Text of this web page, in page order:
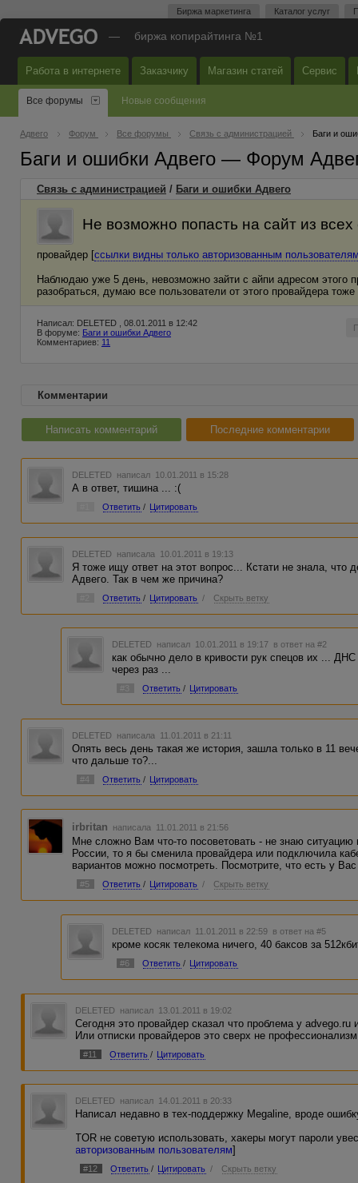
Биржа маркетинга Каталог услуг
— биржа копирайтинга №1
Работа в интернете Заказчику Магазин статей Сервис
Все форумы Новые сообщения
Адвего Форум Все форумы Связь с администрацией Баги и
Баги и ошибки Адвего — Форум
Связь с администрацией / Баги и ошибки Адвего
Не возможно попасть на сайт из
провайдер [ссылки видны только авторизованным
Наблюдаю уже 5 день, невозможно зайти с айпи адресом этого
разобраться, думаю все пользователи от этого провайдера
Написал: DELETED , 08.01.2011 в 12:42
В форуме: Баги и ошибки Адвего
Комментариев: 11
Комментарии
Написать комментарий Последние комментарии
DELETED написал 10.01.2011 в 15:28
А в ответ, тишина ... :(
Ответить / Цитировать
DELETED написала 10.01.2011 в 19:13
Я тоже ищу ответ на этот вопрос... Кстати не знала, что
Адвего. Так в чем же причина?
Ответить / Цитировать / Скрыть ветку
DELETED написал 10.01.2011 в 19:17 в ответ на #2
как обычно дело в кривости рук спецов их ...
через раз ...
Ответить / Цитировать
DELETED написала 11.01.2011 в 21:11
Опять весь день такая же история, зашла только в 11
что дальше то?...
#4 Ответить / Цитировать
irbritan написала 11.01.2011 в 21:56
Мне сложно Вам что-то посоветовать - не знаю
России, то я бы сменила провайдера или подключила
вариантов можно посмотреть. Посмотрите, что есть у Вас
#5 Ответить / Цитировать / Скрыть ветку
DELETED написал 11.01.2011 в 22:59 в ответ на #5
кроме косяк телекома ничего, 40 баксов за
#6 Ответить / Цитировать
DELETED написал 13.01.2011 в 19:02
Сегодня это провайдер сказал что проблема у
Или отписки провайдеров это сверх не
#11 Ответить / Цитировать
DELETED написал 14.01.2011 в 20:33
Написал недавно в тех-поддержку Megaline, вроде
TOR не советую использовать, хакеры могут пароли
авторизованным пользователям]
#12 Ответить / Цитировать / Скрыть ветку